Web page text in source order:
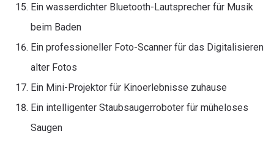
Ein wasserdichter Bluetooth-Lautsprecher für Musik
beim Baden
Ein professioneller Foto-Scanner für das Digitalisieren
alter Fotos
Ein Mini-Projektor für Kinoerlebnisse zuhause
Ein intelligenter Staubsaugerroboter für müheloses
Saugen